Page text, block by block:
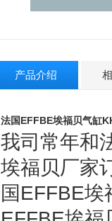
产品介绍
法国EFFBE埃福贝气缸
我司常年和
埃福贝厂家
国EFFBE